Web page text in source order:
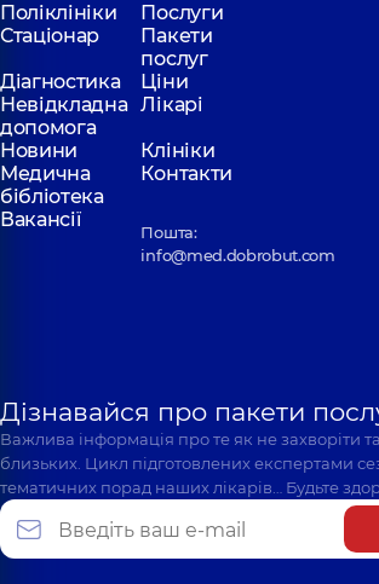
Поліклініки
Послуги
Стаціонар
Пакети
послуг
Діагностика
Ціни
Невідкладна
допомога
Лікарі
Новини
Клініки
Медична
бібліотека
Контакти
Вакансії
Пошта:
info@med.dobrobut.com
Дізнавайся про пакети
Важлива інформація про те як не захворіти
близьких. Цикл підготовлених експертами
тематичних порад наших лікарів… Будьте